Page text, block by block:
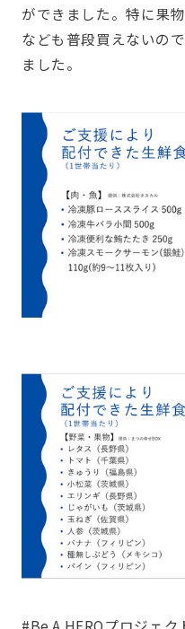
ができました。特に果
なども普段買えないの
ました。
#Be A HEROプロジェ